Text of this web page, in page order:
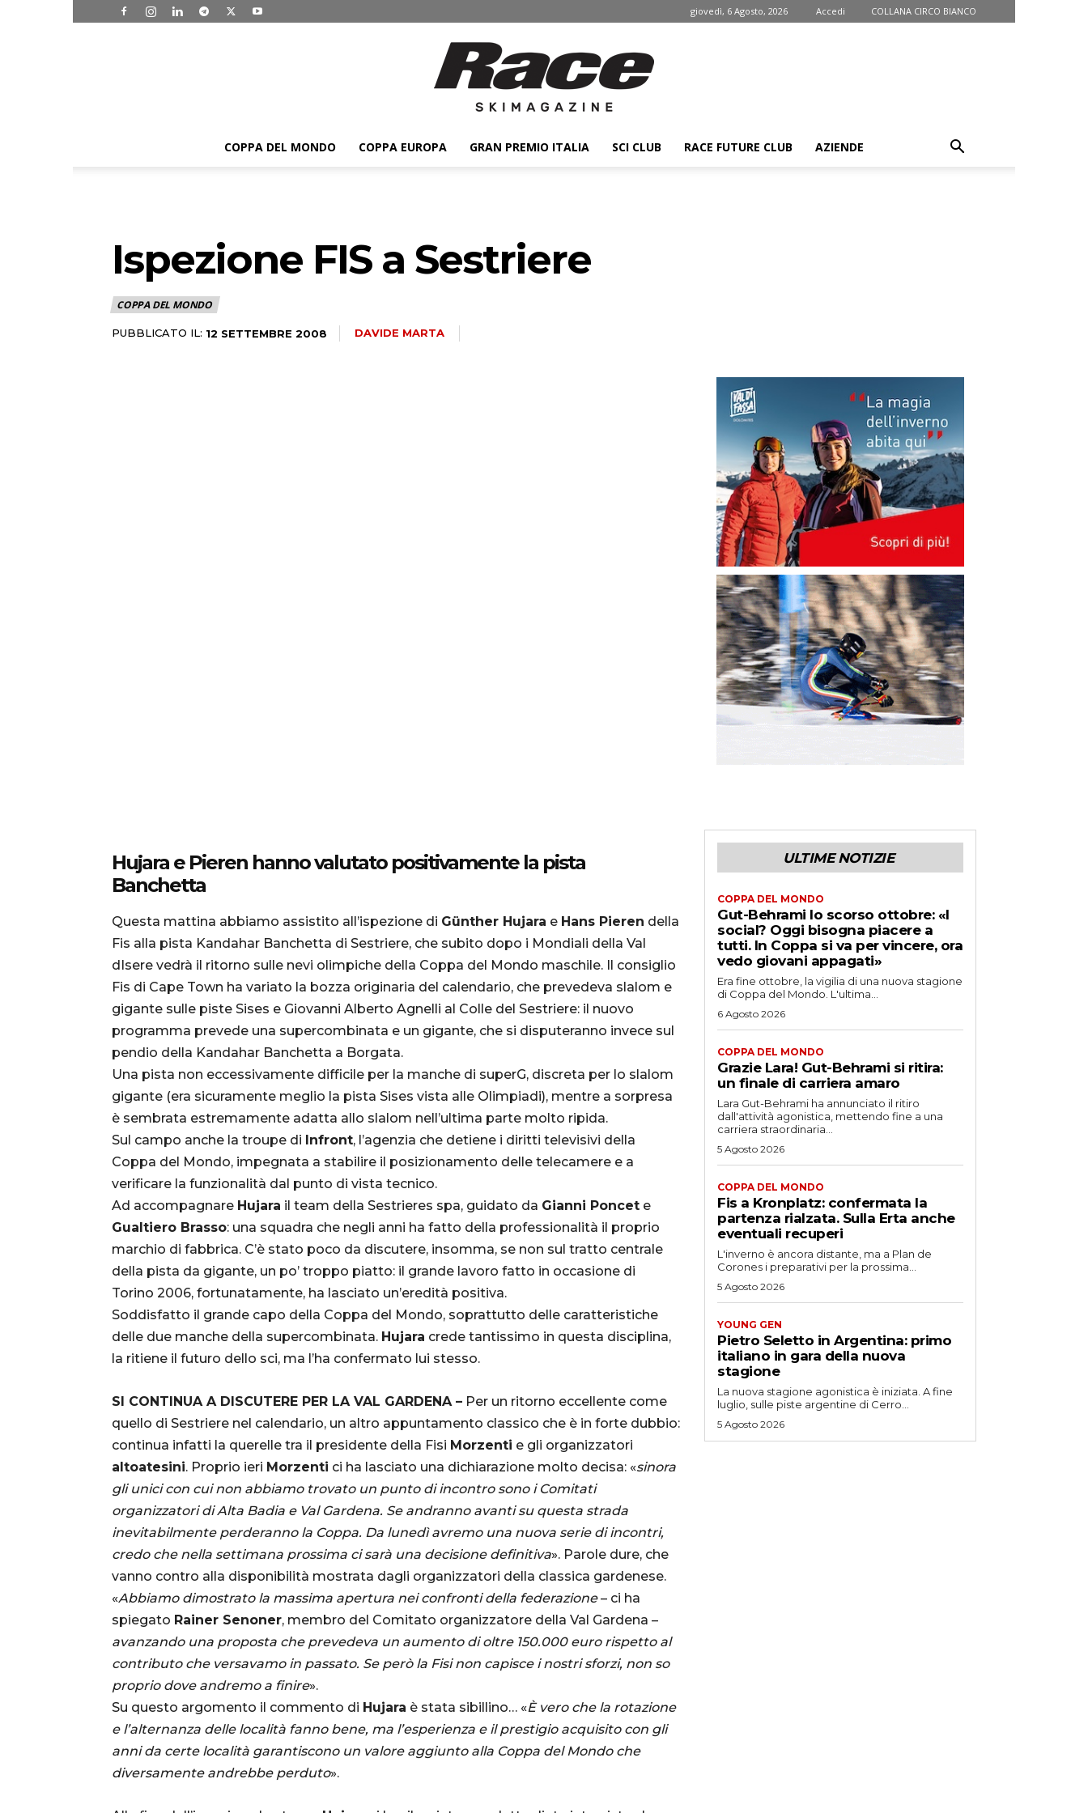
giovedì, 6 Agosto, 2026 Accedi COLLANA CIRCO BIANCO
ski
COPPA DEL MONDO COPPA EUROPA GRAN PREMIO ITALIA SCI CLUB RACE FUTURE CLUB AZIENDE
Ispezione FIS a Sestriere
COPPA DEL MONDO
PUBBLICATO IL: 12 SETTEMBRE 2008 DAVIDE MARTA
Hujara e Pieren hanno valutato positivamente la pista
Banchetta
Questa mattina abbiamo assistito all’ispezione di Günther Hujara e Hans Pieren della
Fis alla pista Kandahar Banchetta di Sestriere, che subito dopo i Mondiali della Val
dIsere vedrà il ritorno sulle nevi olimpiche della Coppa del Mondo maschile. Il consiglio
Fis di Cape Town ha variato la bozza originaria del calendario, che prevedeva slalom e
gigante sulle piste Sises e Giovanni Alberto Agnelli al Colle del Sestriere: il nuovo
programma prevede una supercombinata e un gigante, che si disputeranno invece sul
pendio della Kandahar Banchetta a Borgata.
Una pista non eccessivamente difficile per la manche di superG, discreta per lo slalom
gigante (era sicuramente meglio la pista Sises vista alle Olimpiadi), mentre a sorpresa
è sembrata estremamente adatta allo slalom nell’ultima parte molto ripida.
Sul campo anche la troupe di Infront, l’agenzia che detiene i diritti televisivi della
Coppa del Mondo, impegnata a stabilire il posizionamento delle telecamere e a
verificare la funzionalità dal punto di vista tecnico.
Ad accompagnare Hujara il team della Sestrieres spa, guidato da Gianni Poncet e
Gualtiero Brasso: una squadra che negli anni ha fatto della professionalità il proprio
marchio di fabbrica. C’è stato poco da discutere, insomma, se non sul tratto centrale
della pista da gigante, un po’ troppo piatto: il grande lavoro fatto in occasione di
Torino 2006, fortunatamente, ha lasciato un’eredità positiva.
Soddisfatto il grande capo della Coppa del Mondo, soprattutto delle caratteristiche
delle due manche della supercombinata. Hujara crede tantissimo in questa disciplina,
la ritiene il futuro dello sci, ma l’ha confermato lui stesso.
SI CONTINUA A DISCUTERE PER LA VAL GARDENA – Per un ritorno eccellente come
quello di Sestriere nel calendario, un altro appuntamento classico che è in forte dubbio:
continua infatti la querelle tra il presidente della Fisi Morzenti e gli organizzatori
altoatesini. Proprio ieri Morzenti ci ha lasciato una dichiarazione molto decisa: «sinora
gli unici con cui non abbiamo trovato un punto di incontro sono i Comitati
organizzatori di Alta Badia e Val Gardena. Se andranno avanti su questa strada
inevitabilmente perderanno la Coppa. Da lunedì avremo una nuova serie di incontri,
credo che nella settimana prossima ci sarà una decisione definitiva». Parole dure, che
vanno contro alla disponibilità mostrata dagli organizzatori della classica gardenese.
«Abbiamo dimostrato la massima apertura nei confronti della federazione– ci ha
spiegato Rainer Senoner, membro del Comitato organizzatore della Val Gardena –
avanzando una proposta che prevedeva un aumento di oltre 150.000 euro rispetto al
contributo che versavamo in passato. Se però la Fisi non capisce i nostri sforzi, non so
proprio dove andremo a finire».
Su questo argomento il commento di Hujara è stata sibillino… «È vero che la rotazione
e l’alternanza delle località fanno bene, ma l’esperienza e il prestigio acquisito con gli
anni da certe località garantiscono un valore aggiunto alla Coppa del Mondo che
diversamente andrebbe perduto».
ULTIME NOTIZIE
COPPA DEL MONDO
Gut-Behrami lo scorso ottobre: «I
social? Oggi bisogna piacere a
tutti. In Coppa si va per vincere, ora
vedo giovani appagati»
Era fine ottobre, la vigilia di una nuova stagione
di Coppa del Mondo. L'ultima...
6 Agosto 2026
COPPA DEL MONDO
Grazie Lara! Gut-Behrami si ritira:
un finale di carriera amaro
Lara Gut-Behrami ha annunciato il ritiro
dall'attività agonistica, mettendo fine a una
carriera straordinaria...
5 Agosto 2026
COPPA DEL MONDO
Fis a Kronplatz: confermata la
partenza rialzata. Sulla Erta anche
eventuali recuperi
L'inverno è ancora distante, ma a Plan de
Corones i preparativi per la prossima...
5 Agosto 2026
YOUNG GEN
Pietro Seletto in Argentina: primo
italiano in gara della nuova
stagione
La nuova stagione agonistica è iniziata. A fine
luglio, sulle piste argentine di Cerro...
5 Agosto 2026